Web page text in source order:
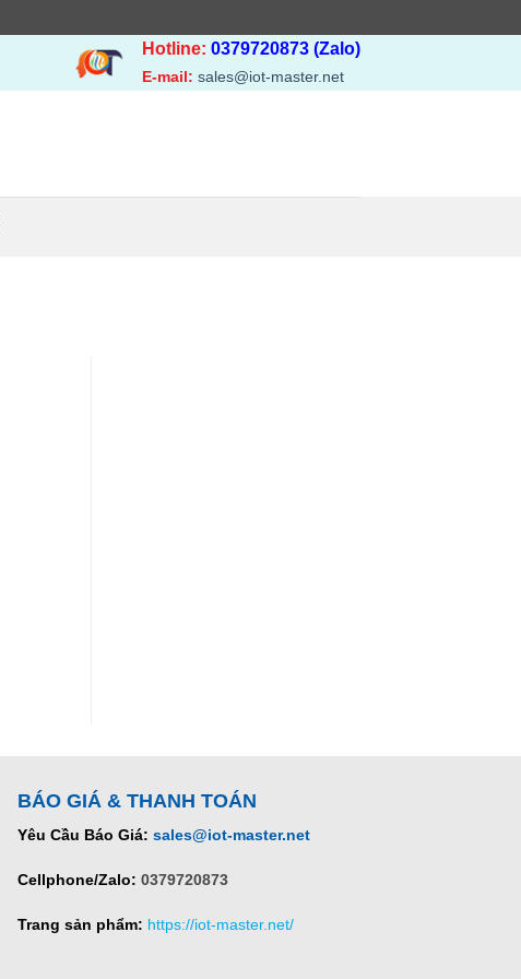
Hotline: 0379720873 (Zalo)
E-mail: sales@iot-master.net
BÁO GIÁ & THANH TOÁN
Yêu Cầu Báo Giá: sales@iot-master.net
Cellphone/Zalo: 0379720873
Trang sản phẩm: https://iot-master.net/